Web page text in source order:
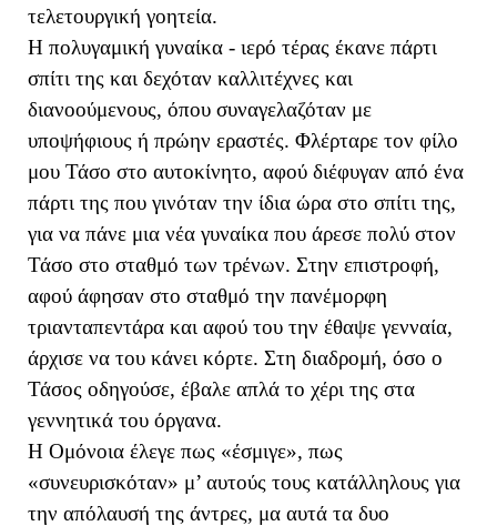
τελετουργική γοητεία.
H πολυγαμική γυναίκα - ιερό τέρας έκανε πάρτι
σπίτι της και δεχόταν καλλιτέχνες και
διανοούμενους, όπου συναγελαζόταν με
υποψήφιους ή πρώην εραστές. Φλέρταρε τον φίλο
μου Τάσο στο αυτοκίνητο, αφού διέφυγαν από ένα
πάρτι της που γινόταν την ίδια ώρα στο σπίτι της,
για να πάνε μια νέα γυναίκα που άρεσε πολύ στον
Τάσο στο σταθμό των τρένων. Στην επιστροφή,
αφού άφησαν στο σταθμό την πανέμορφη
τριανταπεντάρα και αφού του την έθαψε γενναία,
άρχισε να του κάνει κόρτε. Στη διαδρομή, όσο ο
Τάσος οδηγούσε, έβαλε απλά το χέρι της στα
γεννητικά του όργανα.
Η Ομόνοια έλεγε πως «έσμιγε», πως
«συνευρισκόταν» μ’ αυτούς τους κατάλληλους για
την απόλαυσή της άντρες, μα αυτά τα δυο